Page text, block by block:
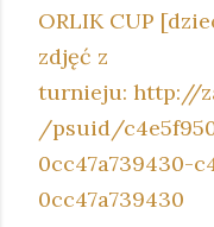
ORLIK CUP
zdjęć z
turnieju: http://
/psuid/
0cc47a739430-
0cc47a739430